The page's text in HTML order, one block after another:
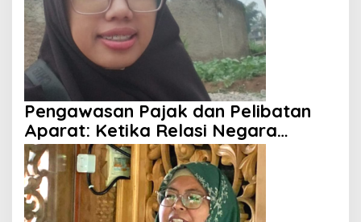
Pengawasan Pajak dan Pelibatan
Aparat: Ketika Relasi Negara
dengan Rakyat Dipertanyakan